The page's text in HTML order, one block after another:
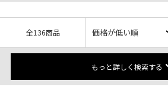
全136商品
もっと詳しく検索する